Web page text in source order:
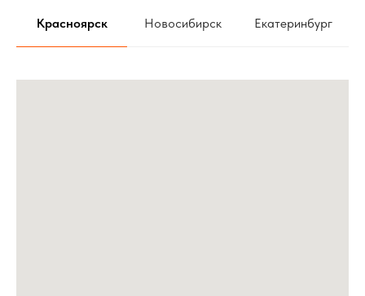
6 Правильный звук в Mercedes Benz w140
Красноярск Новосибирск Екатеринбург